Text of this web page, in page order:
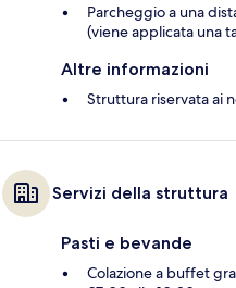
Parcheggio a una
(viene applicata una
Altre informazioni
Struttura riservata ai
Servizi della struttura
Pasti e bevande
Colazione a buffet